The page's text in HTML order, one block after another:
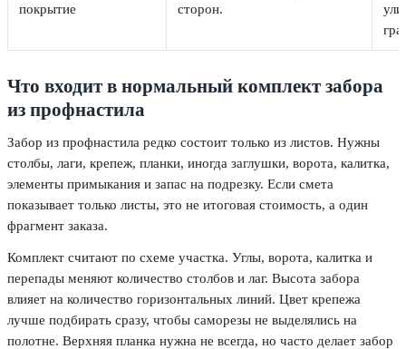
покрытие
сторон.
Что входит в нормальный комплект забора
из профнастила
Забор из профнастила редко состоит только из листов. Нужны
столбы, лаги, крепеж, планки, иногда заглушки, ворота, калитка,
элементы примыкания и запас на подрезку. Если смета
показывает только листы, это не итоговая стоимость, а один
фрагмент заказа.
Комплект считают по схеме участка. Углы, ворота, калитка и
перепады меняют количество столбов и лаг. Высота забора
влияет на количество горизонтальных линий. Цвет крепежа
лучше подбирать сразу, чтобы саморезы не выделялись на
полотне. Верхняя планка нужна не всегда, но часто делает забор